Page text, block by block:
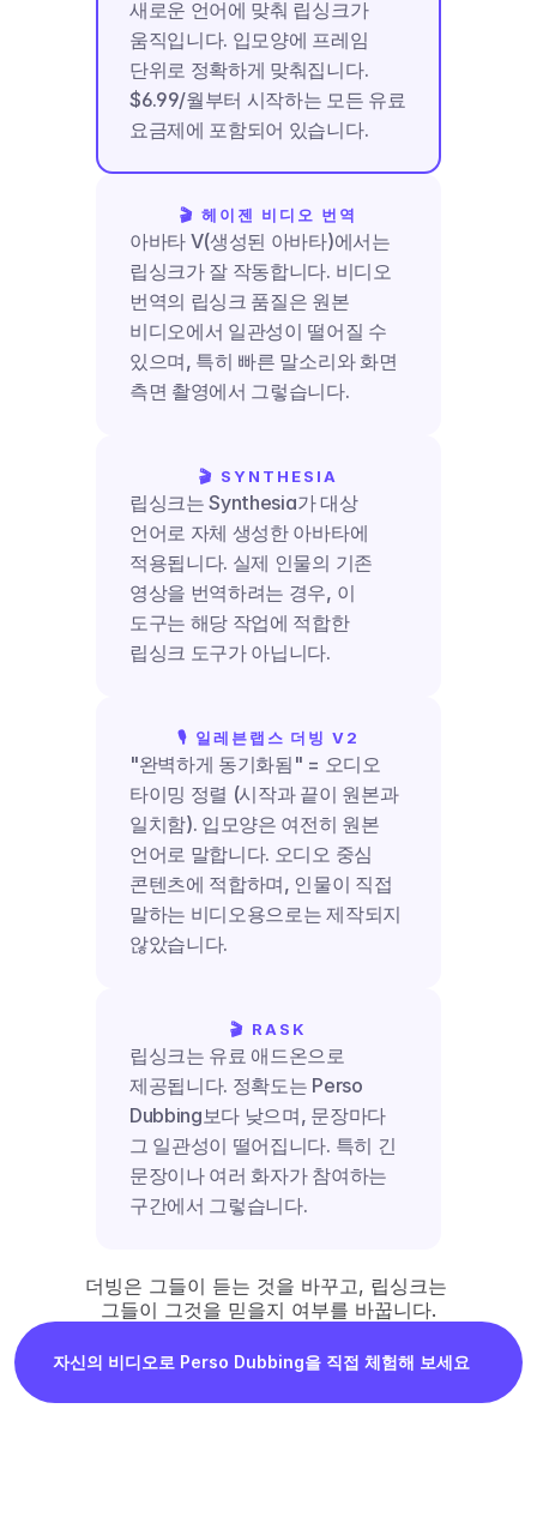
새로운 언어에 맞춰 립싱크가
움직입니다. 입모양에 프레임
단위로 정확하게 맞춰집니다.
$6.99/월부터 시작하는 모든 유료
요금제에 포함되어 있습니다.
🎬 헤이젠 비디오 번역
아바타 V(생성된 아바타)에서는
립싱크가 잘 작동합니다. 비디오
번역의 립싱크 품질은 원본
비디오에서 일관성이 떨어질 수
있으며, 특히 빠른 말소리와 화면
측면 촬영에서 그렇습니다.
🎬 SYNTHESIA
립싱크는 Synthesia가 대상
언어로 자체 생성한 아바타에
적용됩니다. 실제 인물의 기존
영상을 번역하려는 경우, 이
도구는 해당 작업에 적합한
립싱크 도구가 아닙니다.
🎙️ 일레븐랩스 더빙 V2
"완벽하게 동기화됨" = 오디오
타이밍 정렬 (시작과 끝이 원본과
일치함). 입모양은 여전히 원본
언어로 말합니다. 오디오 중심
콘텐츠에 적합하며, 인물이 직접
말하는 비디오용으로는 제작되지
않았습니다.
🎬 RASK
립싱크는 유료 애드온으로
제공됩니다. 정확도는 Perso
Dubbing보다 낮으며, 문장마다
그 일관성이 떨어집니다. 특히 긴
문장이나 여러 화자가 참여하는
구간에서 그렇습니다.
더빙은 그들이 듣는 것을 바꾸고, 립싱크는
그들이 그것을 믿을지 여부를 바꿉니다.
자신의 비디오로 Perso Dubbing을 직접 체험해 보세요